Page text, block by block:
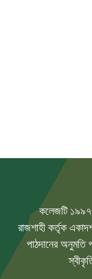
কলেজটি ১৯৯৭-
রাজশাহী কর্তৃক
পাঠদানের